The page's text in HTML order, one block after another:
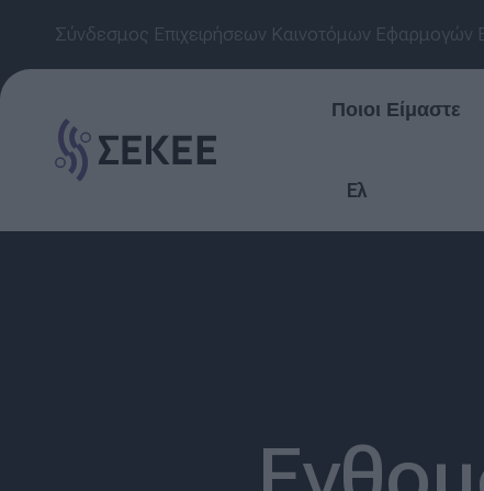
Σύνδεσμος Επιχειρήσεων Καινοτόμων Εφαρμογών
Ποιοι Είμαστε
Ελ